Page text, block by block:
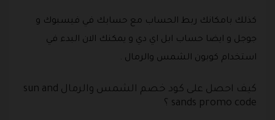
كذلك بامكانك ربط الحساب مع حسابك في فيسبوك و
جوجل و ايضا حساب ابل اي دي و يمكنك الان البدء في
استخدام كوبون الشمس والرمال .
كيف احصل على كود خصم الشمس والرمال sun and
sands promo code ؟